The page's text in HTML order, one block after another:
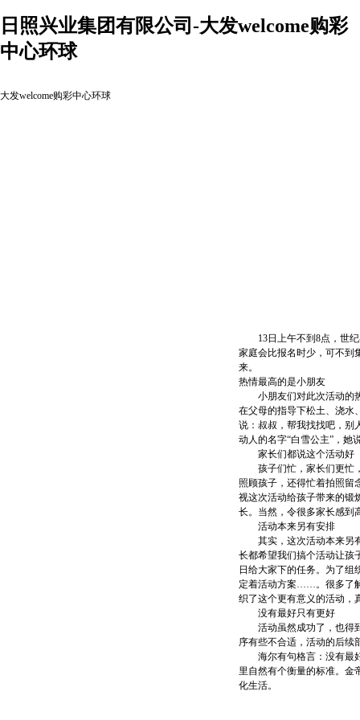
日照兴业集团有限公司-大发welcome购彩
中心环球
大发welcome购彩中心环球
13日上午不到8点，世纪
家庭会比报名时少，可不到
来。
热情最高的是小朋友
小朋友们对此次活动的热
在父母的指导下松土、浇水
说：叔叔，帮我找找吧，别
动人的名字“白雪公主”，她
家长们都说这个活动好
孩子们忙，家长们更忙，
照顾孩子，还得忙着拍照留
视这次活动给孩子带来的锻
长。当然，令很多家长感到
活动本来另有安排
其实，这次活动本来另有
长都希望我们搞个活动让孩
日给大家下的任务。为了
定着活动方案……。很多了
织了这个更有意义的活动，
没有最好只有更好
活动虽然成功了，也得到
序有些不合适，活动的后
海尔有句格言：没有最好
里自然有个衡量的标准。金
化生活。